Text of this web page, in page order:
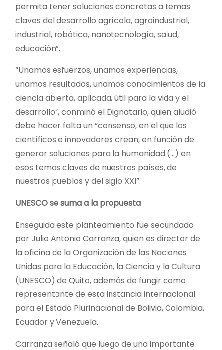
permita tener soluciones concretas a temas
claves del desarrollo agrícola, agroindustrial,
industrial, robótica, nanotecnología, salud,
educación”.
“Unamos esfuerzos, unamos experiencias,
unamos resultados, unamos conocimientos de la
ciencia abierta, aplicada, útil para la vida y el
desarrollo”, conminó el Dignatario, quien aludió
debe hacer falta un “consenso, en el que los
científicos e innovadores crean, en función de
generar soluciones para la humanidad (…) en
esos temas claves de nuestros países, de
nuestros pueblos y del siglo XXI”.
UNESCO se suma a la propuesta
Enseguida este planteamiento fue secundado
por Julio Antonio Carranza, quien es director de
la oficina de la Organización de las Naciones
Unidas para la Educación, la Ciencia y la Cultura
(UNESCO) de Quito, además de fungir como
representante de esta instancia internacional
para el Estado Plurinacional de Bolivia, Colombia,
Ecuador y Venezuela.
Carranza señaló que luego de una importante